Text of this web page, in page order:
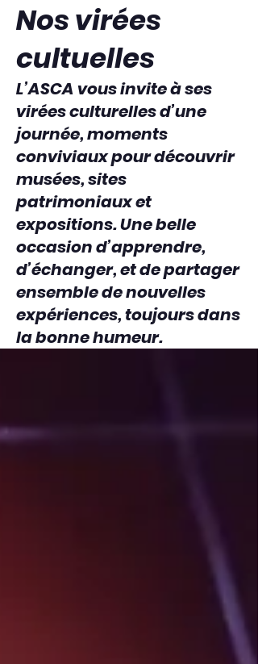
Nos virées
cultuelles
L’ASCA vous invite à ses
virées culturelles d’une
journée, moments
conviviaux pour découvrir
musées, sites
patrimoniaux et
expositions. Une belle
occasion d’apprendre,
d’échanger, et de partager
ensemble de nouvelles
expériences, toujours dans
la bonne humeur.